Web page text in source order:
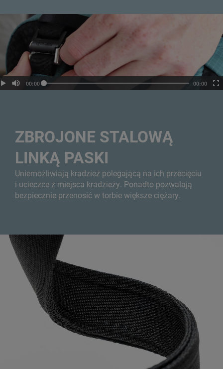
ZBROJONE STALOWĄ
LINKĄ PASKI
Uniemożliwiają kradzież polegającą na ich przecięciu
i ucieczce z miejsca kradzieży. Ponadto pozwalają
bezpiecznie przenosić w torbie większe ciężary.